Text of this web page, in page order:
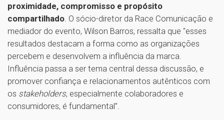
proximidade, compromisso e propósito
compartilhado . O sócio-diretor da Race Comunicação e
mediador do evento, Wilson Barros, ressalta que "esses
resultados destacam a forma como as organizações
percebem e desenvolvem a influência da marca.
Influência passa a ser tema central dessa discussão, e
promover confiança e relacionamentos autênticos com
os stakeholders, especialmente colaboradores e
consumidores, é fundamental”.